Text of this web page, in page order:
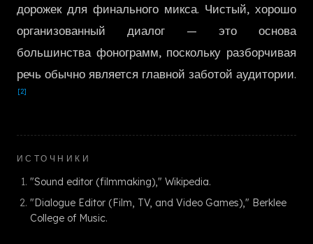
дорожек для финального микса. Чистый, хорошо
организованный диалог — это основа
большинства фонограмм, поскольку разборчивая
речь обычно является главной заботой аудитории.
[2]
ИСТОЧНИКИ
"Sound editor (filmmaking)," Wikipedia.
"Dialogue Editor (Film, TV, and Video Games)," Berklee
College of Music.